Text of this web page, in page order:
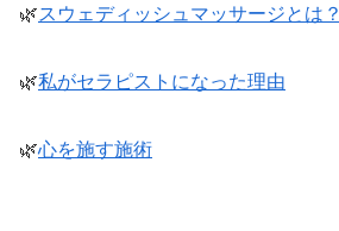
🌿スウェディッシュマッサージとは？
🌿私がセラピストになった理由
🌿心を施す施術